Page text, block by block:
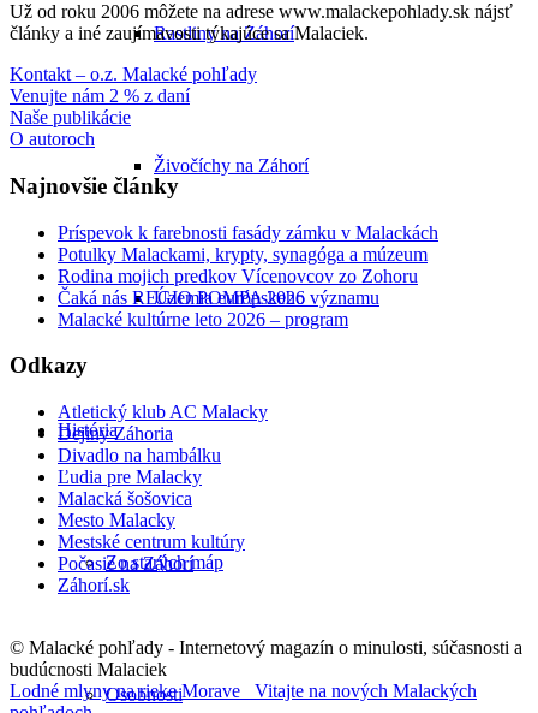
Rastliny na Záhorí
Živočíchy na Záhorí
Územia európskeho významu
História
Zo starých máp
Osobnosti
Už od roku 2006 môžete na adrese www.malackepohlady.sk nájsť
články a iné zaujímavosti týkajúce sa Malaciek.
Kontakt – o.z. Malacké pohľady
Venujte nám 2 % z daní
Naše publikácie
O autoroch
Najnovšie články
Príspevok k farebnosti fasády zámku v Malackách
Potulky Malackami, krypty, synagóga a múzeum
Rodina mojich predkov Vícenovcov zo Zohoru
Čaká nás REGIO POMPA 2026
Malacké kultúrne leto 2026 – program
Odkazy
Atletický klub AC Malacky
Dejiny Záhoria
Divadlo na hambálku
Ľudia pre Malacky
Malacká šošovica
Mesto Malacky
Mestské centrum kultúry
Počasie na Záhorí
Záhorí.sk
© Malacké pohľady - Internetový magazín o minulosti, súčasnosti a
budúcnosti Malaciek
Lodné mlyny na rieke Morave
Vitajte na nových Malackých